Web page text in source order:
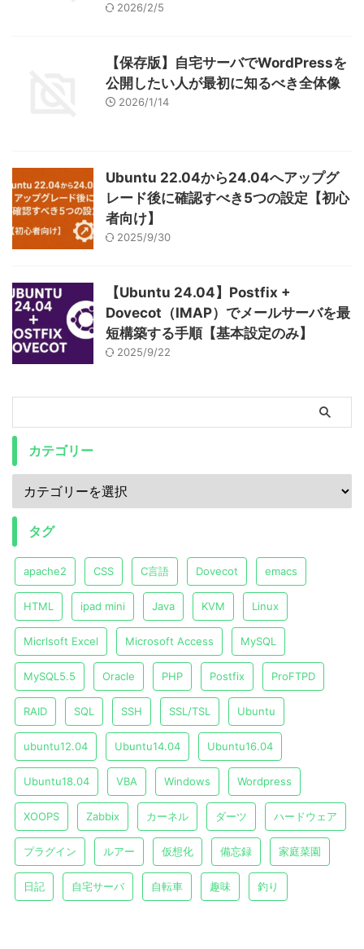
2026/2/5
【保存版】自宅サーバでWordPressを
公開したい人が最初に知るべき全体像
2026/1/14
Ubuntu 22.04から24.04へアップグ
レード後に確認すべき5つの設定【初心
者向け】
2025/9/30
【Ubuntu 24.04】Postfix +
Dovecot（IMAP）でメールサーバを最
短構築する手順【基本設定のみ】
2025/9/22
カテゴリー
タグ
apache2 CSS C言語 Dovecot emacs
HTML ipad mini Java KVM Linux
Micrlsoft Excel Microsoft Access MySQL
MySQL5.5 Oracle PHP Postfix ProFTPD
RAID SQL SSH SSL/TSL Ubuntu
ubuntu12.04 Ubuntu14.04 Ubuntu16.04
Ubuntu18.04 VBA Windows Wordpress
XOOPS Zabbix カーネル ダーツ ハードウェア
プラグイン ルアー 仮想化 備忘録 家庭菜園
日記 自宅サーバ 自転車 趣味 釣り